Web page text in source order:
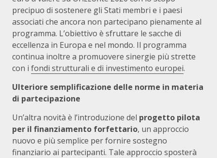
precipuo di sostenere gli Stati membri e i paesi
associati che ancora non partecipano pienamente al
programma. L’obiettivo è sfruttare le sacche di
eccellenza in Europa e nel mondo. Il programma
continua inoltre a promuovere sinergie più strette
con i fondi strutturali e di investimento europei.
Ulteriore semplificazione delle norme in materia
di partecipazione
Un’altra novità è l’introduzione del progetto pilota
per il finanziamento forfettario, un approccio
nuovo e più semplice per fornire sostegno
finanziario ai partecipanti. Tale approccio sposterà